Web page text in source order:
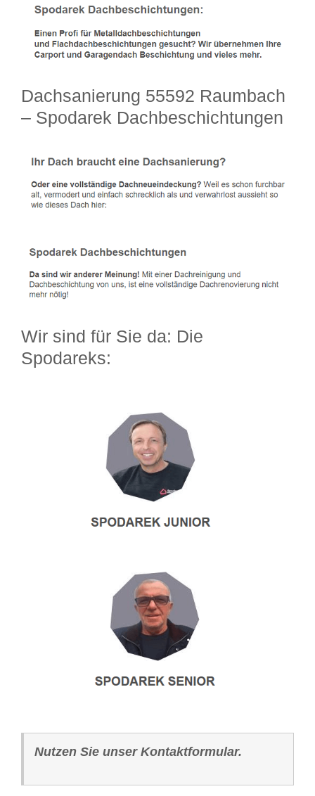
Dachsanierung 55592 Raumbach
– Spodarek Dachbeschichtungen
Wir sind für Sie da: Die
Spodareks:
Nutzen Sie unser Kontaktformular.